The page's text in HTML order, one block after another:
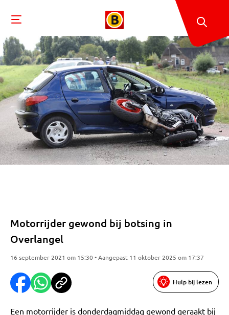
Motorrijder gewond bij botsing in
Overlangel
16 september 2021 om 15:30 • Aangepast 11 oktober 2025 om 17:37
Hulp bij lezen
Een motorrijder is donderdagmiddag gewond geraakt bij